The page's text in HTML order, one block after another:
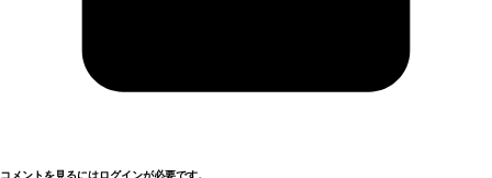
コメントを見るにはログインが必要です。